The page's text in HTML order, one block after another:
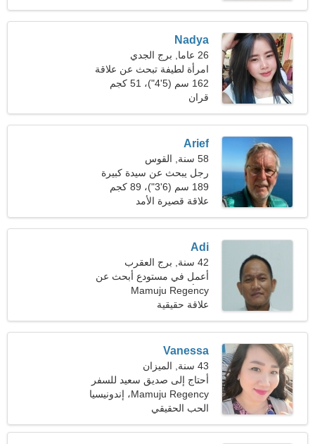
Nadya
26 عاما, برج الجدي
امرأة لطيفة تبحث عن علاقة
دائمة
162 سم (5'4")، 51 كجم
(112 رطلا)
قران
Arief
58 سنة, القوس
رجل يبحث عن سيدة كبيرة
189 سم (6'3")، 89 كجم
(196 رطل)
علاقة قصيرة الأمد
Adi
42 سنة, برج العقرب
أعمل في مستودع أبحث عن
امرأة متحمسة
Mamuju Regency
علاقة حقيقية
Vanessa
43 سنة, الميزان
أحتاج إلى صديق سعيد للسفر
Mamuju Regency، إندونيسيا
الحب الحقيقي